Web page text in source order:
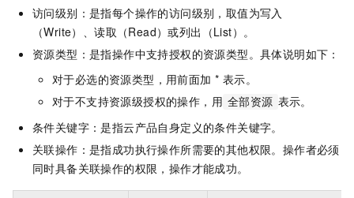
访问级别：是指每个操作的访问级别，取值为写入
（Write）、读取（Read）或列出（List）。
资源类型：是指操作中支持授权的资源类型。具体说明如下：
对于必选的资源类型，用前面加 * 表示。
对于不支持资源级授权的操作，用 全部资源 表示。
条件关键字：是指云产品自身定义的条件关键字。
关联操作：是指成功执行操作所需要的其他权限。操作者必须
同时具备关联操作的权限，操作才能成功。